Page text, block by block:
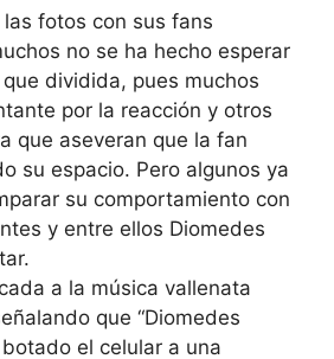
fotos con sus fans
no se ha hecho esperar
dividida, pues muchos
por la reacción y otros
que aseveran que la fan
su espacio. Pero algunos ya
su comportamiento con
y entre ellos Diomedes
a la música vallenata
que “Diomedes
el celular a una